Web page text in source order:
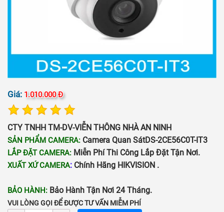
Giá: 1.010.000 Đ
CTY TNHH TM-DV-VIỄN THÔNG NHÀ AN NINH
SẢN PHẨM CAMERA: Camera Quan SátDS-2CE56C0T-IT3
LẮP ĐẶT CAMERA: Miễn Phí Thi Công Lắp Đặt Tận Nơi.
XUẤT XỨ CAMERA: Chính Hãng HIKVISION .
BẢO HÀNH: Bảo Hành Tận Nơi 24 Tháng.
VUI LÒNG GỌI ĐỂ ĐƯỢC TƯ VẤN MIỄM PHÍ